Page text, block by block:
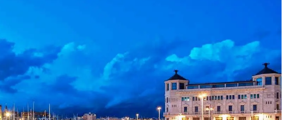
[ 14 Settembre 2025 ]
Rifugi e Bivacchi sull’Etna: Guida Completa per Famiglie
SENTIERI,
PARCHI NATURALI E AREE PICNIC
[ 2 Aprile 2025 ]
Escursioni in Sicilia con bambini: itinerari imperdibili (+ consigli utili)- Parte 1
VIAGGI IN SICILIA
[ 17 Settembre 2023 ] Vendemmia con i bambini in Sicilia, dove andare?
FATTORIE